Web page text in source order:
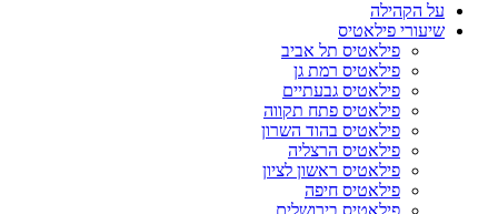
על הקהילה
שיעורי פילאטיס
פילאטיס תל אביב
פילאטיס רמת גן
פילאטיס גבעתיים
פילאטיס פתח תקווה
פילאטיס בהוד השרון
פילאטיס הרצליה
פילאטיס ראשון לציון
פילאטיס חיפה
פילאטיס בירושלים